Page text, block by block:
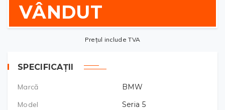
VÂNDUT
Prețul include TVA
SPECIFICAȚII
Marcă
BMW
Model
Seria 5